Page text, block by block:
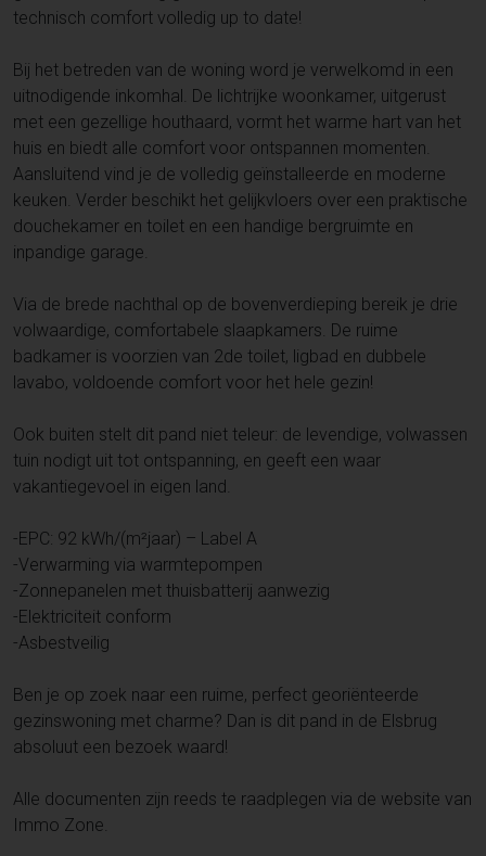
technisch comfort volledig up to date!
Bij het betreden van de woning word je verwelkomd in een
uitnodigende inkomhal. De lichtrijke woonkamer, uitgerust
met een gezellige houthaard, vormt het warme hart van het
huis en biedt alle comfort voor ontspannen momenten.
Aansluitend vind je de volledig geïnstalleerde en moderne
keuken. Verder beschikt het gelijkvloers over een praktische
douchekamer en toilet en een handige bergruimte en
inpandige garage.
Via de brede nachthal op de bovenverdieping bereik je drie
volwaardige, comfortabele slaapkamers. De ruime
badkamer is voorzien van 2de toilet, ligbad en dubbele
lavabo, voldoende comfort voor het hele gezin!
Ook buiten stelt dit pand niet teleur: de levendige, volwassen
tuin nodigt uit tot ontspanning, en geeft een waar
vakantiegevoel in eigen land.
-EPC: 92 kWh/(m²jaar) – Label A
-Verwarming via warmtepompen
-Zonnepanelen met thuisbatterij aanwezig
-Elektriciteit conform
-Asbestveilig
Ben je op zoek naar een ruime, perfect georiënteerde
gezinswoning met charme? Dan is dit pand in de Elsbrug
absoluut een bezoek waard!
Alle documenten zijn reeds te raadplegen via de website van
Immo Zone.